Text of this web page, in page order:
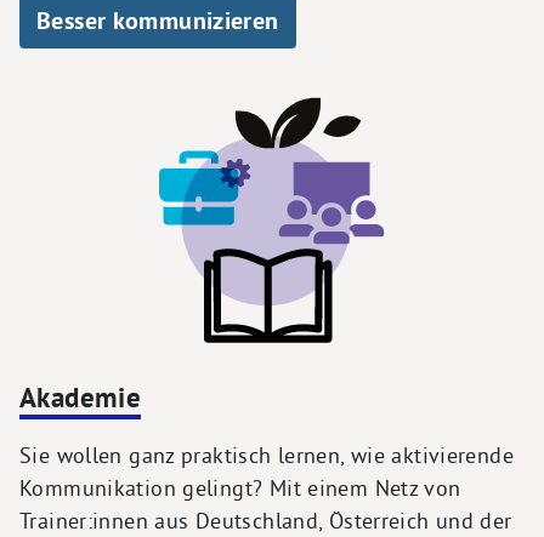
Besser kommunizieren
Akademie
Sie wollen ganz praktisch lernen, wie aktivierende
Kommunikation gelingt? Mit einem Netz von
Trainer:innen aus Deutschland, Österreich und der